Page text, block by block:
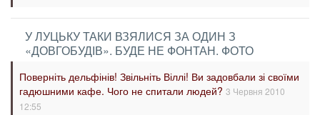
У ЛУЦЬКУ ТАКИ ВЗЯЛИСЯ ЗА ОДИН З
«ДОВГОБУДІВ». БУДЕ НЕ ФОНТАН. ФОТО
Поверніть дельфінів! Звільніть Віллі! Ви задовбали зі своїми
гадюшними кафе. Чого не спитали людей? 3 Червня 2010
12:55